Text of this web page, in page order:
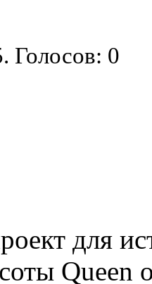
. Голосов: 0
для
Queen